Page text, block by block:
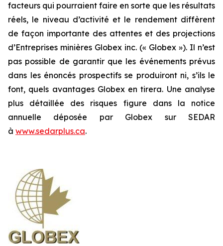
facteurs qui pourraient faire en sorte que les résultats
réels, le niveau d’activité et le rendement diffèrent
de façon importante des attentes et des projections
d’Entreprises minières Globex inc. (« Globex »). Il n’est
pas possible de garantir que les événements prévus
dans les énoncés prospectifs se produiront ni, s’ils le
font, quels avantages Globex en tirera. Une analyse
plus détaillée des risques figure dans la notice
annuelle déposée par Globex sur SEDAR
à www.sedarplus.ca.